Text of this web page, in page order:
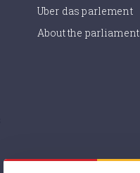
Uber das parlement
About the parliament